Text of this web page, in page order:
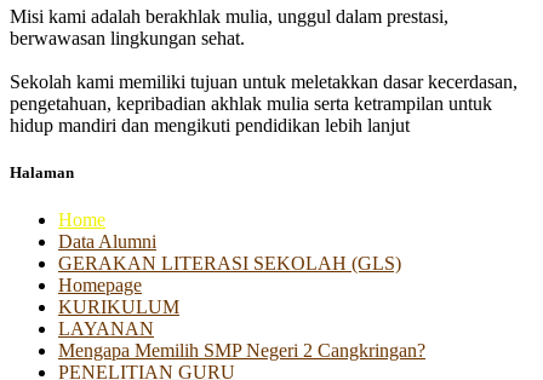
Misi kami adalah berakhlak mulia, unggul dalam prestasi,
berwawasan lingkungan sehat.
Sekolah kami memiliki tujuan untuk meletakkan dasar kecerdasan,
pengetahuan, kepribadian akhlak mulia serta ketrampilan untuk
hidup mandiri dan mengikuti pendidikan lebih lanjut
Halaman
Home
Data Alumni
GERAKAN LITERASI SEKOLAH (GLS)
Homepage
KURIKULUM
LAYANAN
Mengapa Memilih SMP Negeri 2 Cangkringan?
PENELITIAN GURU